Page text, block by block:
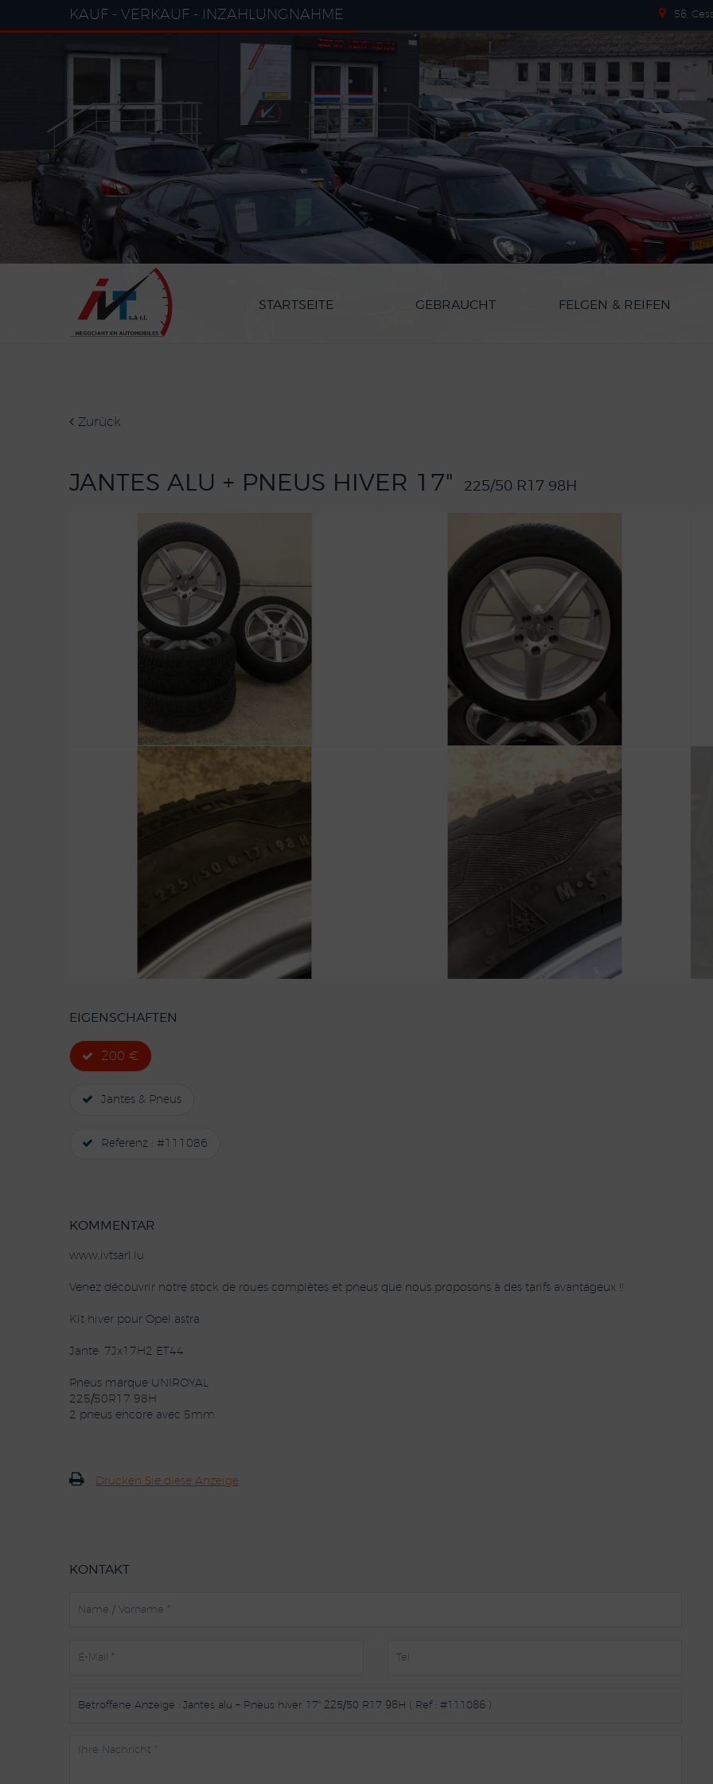
KAUF - VERKAUF - INZAHLUNGNAHME 56,
STARTSEITE GEBRAUCHT FELGEN & REIFEN
Zurück
JANTES ALU + PNEUS HIVER 17" 225/50 R17 98H
EIGENSCHAFTEN
200 €
Jantes & Pneus
Referenz : #111086
KOMMENTAR
www.ivtsarl.lu
Venez découvrir notre stock de roues complètes et pneus que nous proposons à des tarifs avantageux !!
Kit hiver pour Opel astra
Jante: 7Jx17H2 ET44
Pneus marque UNIROYAL
225/50R17 98H
2 pneus encore avec 5mm
Drucken Sie diese Anzeige
KONTAKT
Cookie-Einstellungen